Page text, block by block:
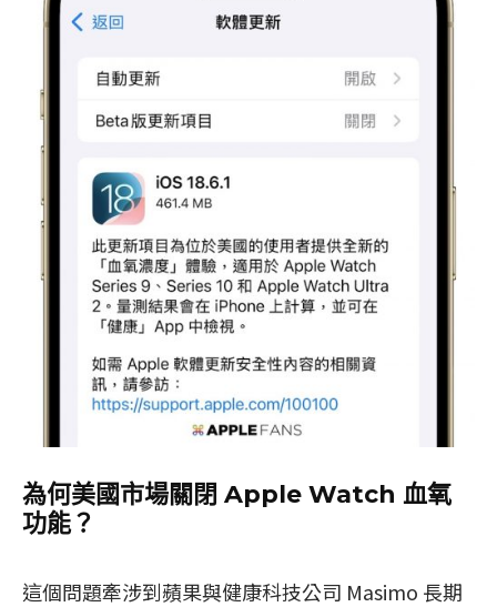
為何美國市場關閉 Apple Watch 血氧
功能？
這個問題牽涉到蘋果與健康科技公司 Masimo 長期